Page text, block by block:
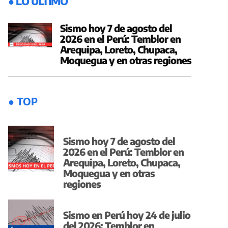
Sismo hoy 7 de agosto del
2026 en el Perú: Temblor en
Arequipa, Loreto, Chupaca,
Moquegua y en otras regiones
● TOP
Sismo hoy 7 de agosto del
2026 en el Perú: Temblor en
Arequipa, Loreto, Chupaca,
Moquegua y en otras
regiones
Sismo en Perú hoy 24 de julio
del 2026: Temblor en